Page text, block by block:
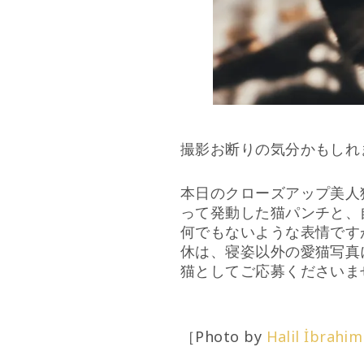
撮影お断りの気分かもし
本日のクローズアップ美
って発動した猫パンチと
何でもないような表情で
休は、寝姿以外の愛猫写
猫としてご応募ください
［Photo by Halil İbrahim